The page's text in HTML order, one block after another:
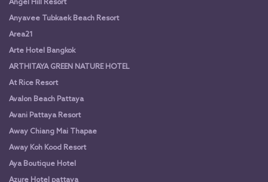
Angel Hill Resort
Anyavee Tubkaek Beach Resort
Area21
Arte Hotel Bangkok
ARTHITAYA GREEN NATURE HOTEL
At Rice Resort
Avalon Beach Pattaya
Avani Pattaya Resort
Away Chiang Mai Thapae
Away Koh Kood Resort
Aya Boutique Hotel
Azure Hotel pattaya